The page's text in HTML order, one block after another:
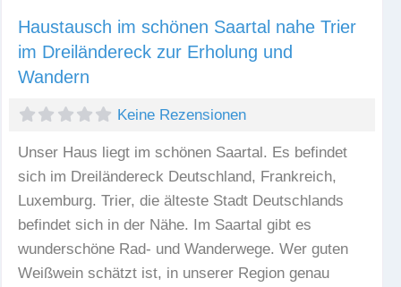
Haustausch im schönen Saartal nahe Trier
im Dreiländereck zur Erholung und
Wandern
Keine Rezensionen
Unser Haus liegt im schönen Saartal. Es befindet
sich im Dreiländereck Deutschland, Frankreich,
Luxemburg. Trier, die älteste Stadt Deutschlands
befindet sich in der Nähe. Im Saartal gibt es
wunderschöne Rad- und Wanderwege. Wer guten
Weißwein schätzt ist, in unserer Region genau